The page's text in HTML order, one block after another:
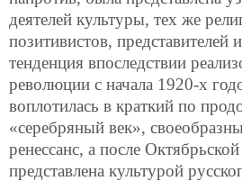
деятелей культуры, тех же
позитивистов, представителей
тенденция впоследствии
революции с начала 1920-х
воплотилась в краткий по
«серебряный век»,
ренессанс, а после
представлена культурой